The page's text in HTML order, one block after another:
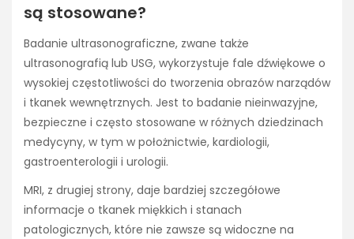
są stosowane?
Badanie ultrasonograficzne, zwane także
ultrasonografią lub USG, wykorzystuje fale dźwiękowe o
wysokiej częstotliwości do tworzenia obrazów narządów
i tkanek wewnętrznych. Jest to badanie nieinwazyjne,
bezpieczne i często stosowane w różnych dziedzinach
medycyny, w tym w położnictwie, kardiologii,
gastroenterologii i urologii.
MRI, z drugiej strony, daje bardziej szczegółowe
informacje o tkanek miękkich i stanach
patologicznych, które nie zawsze są widoczne na